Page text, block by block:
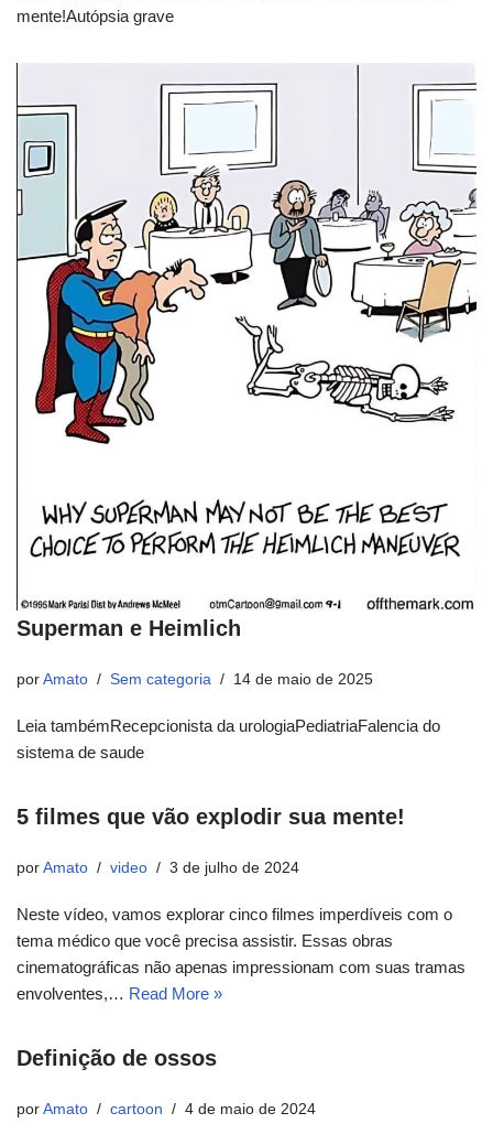
mente!Autópsia grave
Superman e Heimlich
por Amato Sem categoria 14 de maio de 2025
Leia tambémRecepcionista da urologiaPediatriaFalencia do
sistema de saude
5 filmes que vão explodir sua mente!
por Amato video 3 de julho de 2024
Neste vídeo, vamos explorar cinco filmes imperdíveis com o
tema médico que você precisa assistir. Essas obras
cinematográficas não apenas impressionam com suas tramas
envolventes,… Read More »
Definição de ossos
por Amato cartoon 4 de maio de 2024